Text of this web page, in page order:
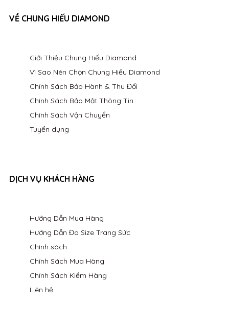
VỀ CHUNG HIẾU DIAMOND
Giới Thiệu Chung Hiếu Diamond
Vì Sao Nên Chọn Chung Hiếu Diamond
Chính Sách Bảo Hành & Thu Đổi
Chính Sách Bảo Mật Thông Tin
Chính Sách Vận Chuyển
Tuyển dụng
DỊCH VỤ KHÁCH HÀNG
Hướng Dẫn Mua Hàng
Hướng Dẫn Đo Size Trang Sức
Chính sách
Chính Sách Mua Hàng
Chính Sách Kiểm Hàng
Liên hệ